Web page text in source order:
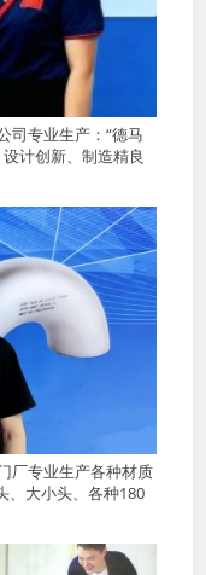
司专业生产：“德马
计创新、制造精良
厂专业生产各种材质
、大小头、各种180